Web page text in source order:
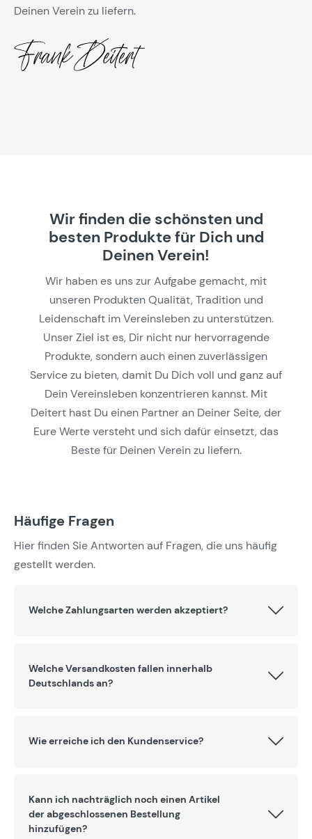
Deinen Verein zu liefern.
Wir finden die schönsten und
besten Produkte für Dich und
Deinen Verein!
Wir haben es uns zur Aufgabe gemacht, mit
unseren Produkten Qualität, Tradition und
Leidenschaft im Vereinsleben zu unterstützen.
Unser Ziel ist es, Dir nicht nur hervorragende
Produkte, sondern auch einen zuverlässigen
Service zu bieten, damit Du Dich voll und ganz auf
Dein Vereinsleben konzentrieren kannst. Mit
Deitert hast Du einen Partner an Deiner Seite, der
Eure Werte versteht und sich dafür einsetzt, das
Beste für Deinen Verein zu liefern.
Häufige Fragen
Hier finden Sie Antworten auf Fragen, die uns häufig
gestellt werden.
Welche Zahlungsarten werden akzeptiert?
Welche Versandkosten fallen innerhalb
Deutschlands an?
Wie erreiche ich den Kundenservice?
Kann ich nachträglich noch einen Artikel
der abgeschlossenen Bestellung
hinzufügen?